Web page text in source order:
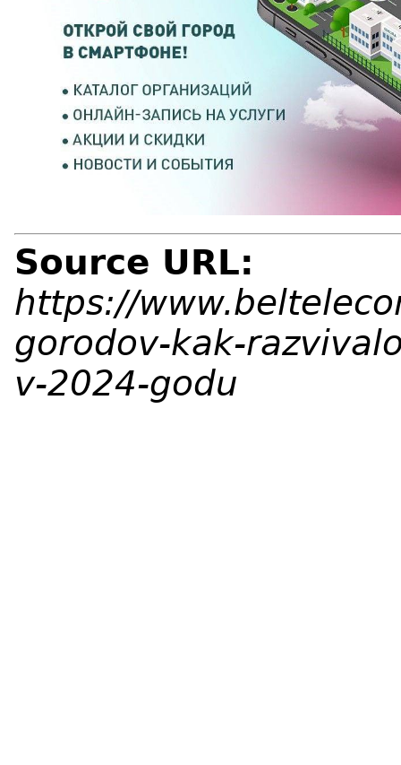
Source URL:
https://
gorodov-kak-
v-2024-godu